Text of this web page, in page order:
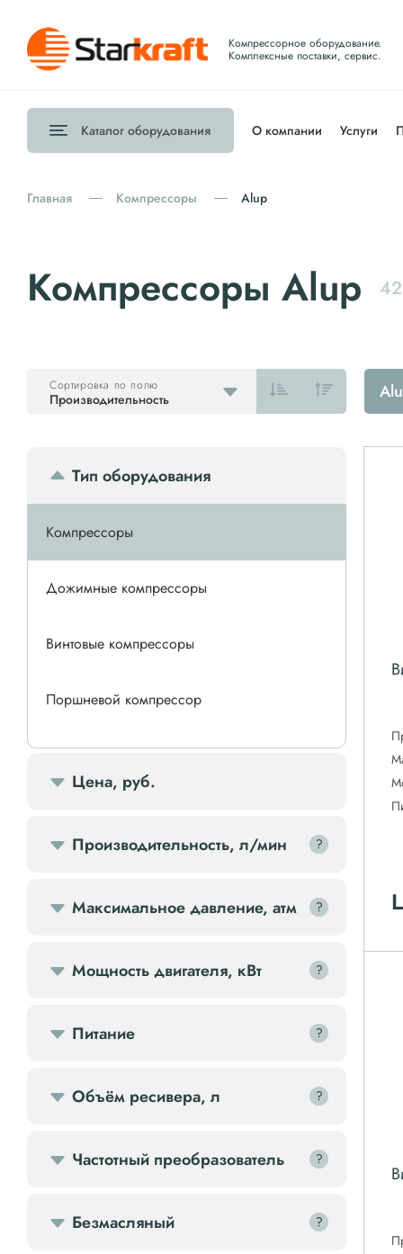
Компрессорное оборудование.
Комплексные поставки, сервис.
Каталог оборудования О компании Услуги
Главная Компрессоры Alup
Компрессоры Alup
Производительность
Сортировка по полю
Тип оборудования
Компрессоры
Дожимные компрессоры
Винтовые компрессоры
Поршневой компрессор
Спиральные компрессоры
Осветительные мачты
Осушители
Ресиверы
Цена, руб.
Производительность, л/мин ?
?
Максимальное давление, атм ?
?
Мощность двигателя, кВт ?
?
Питание ?
?
Объём ресивера, л ?
?
Частотный преобразователь ?
?
Безмасляный ?
?